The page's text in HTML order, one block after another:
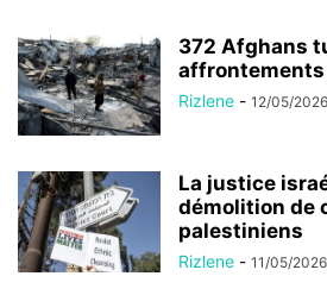
372 Afghans
affrontements
Rizlene - 12/05/2026
La justice
démolition de
palestiniens
Rizlene - 11/05/2026